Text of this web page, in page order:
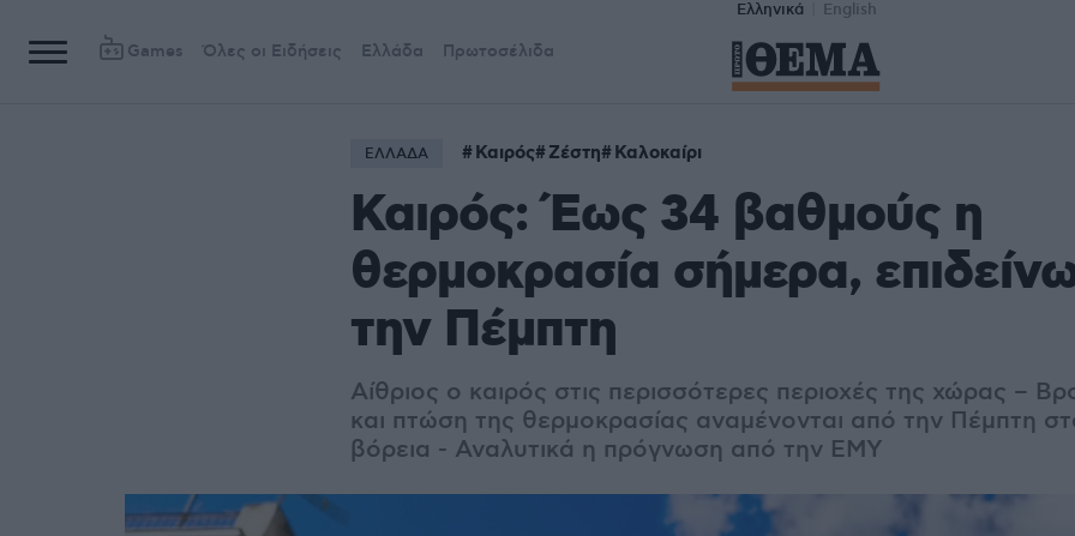
Ελληνικά English
Games Όλες οι Ειδήσεις Ελλάδα Πρωτοσέλιδα
ΕΛΛΑΔΑ Καιρός Ζέστη Καλοκαίρι
Καιρός: Έως 34 βαθμούς η
θερμοκρασία σήμερα,
την Πέμπτη
Αίθριος ο καιρός στις περισσότερες περιοχές της χώρας –
και πτώση της θερμοκρασίας αναμένονται από την Πέμπτη
βόρεια - Αναλυτικά η πρόγνωση από την ΕΜΥ